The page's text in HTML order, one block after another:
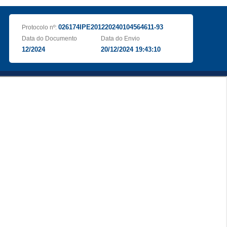
Protocolo nº: 026174IPE201220240104564611-93
Data do Documento
12/2024
Data do Envio
20/12/2024 19:43:10